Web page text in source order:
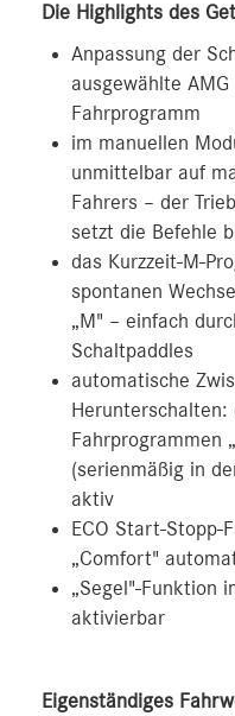
Die Highlights des
Anpassung der
ausgewählte AMG
Fahrprogramm
im manuellen
unmittelbar auf
Fahrers – der
setzt die Befehle
das Kurzzeit-M-
spontanen
„M" – einfach
Schaltpaddles
automatische
Fahrprogrammen
(serienmäßig in
aktiv
ECO Start-Stopp-
„Comfort"
„Segel"-Funktion
aktivierbar
Eigenständiges